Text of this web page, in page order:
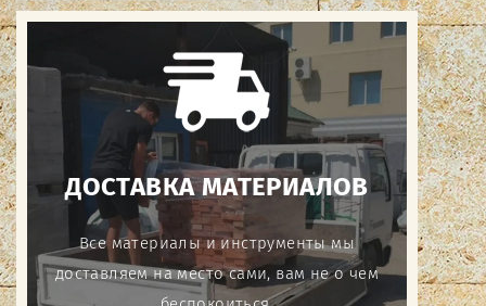
ДОСТАВКА МАТЕРИАЛОВ
Все материалы и инструменты мы
доставляем на место сами, вам не о чем